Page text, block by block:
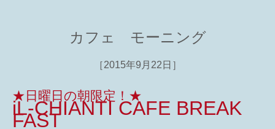
カフェ モーニング
［2015年9月22日］
★日曜日の朝限定！★
iL-CHIANTI CAFE BREAK
FAST